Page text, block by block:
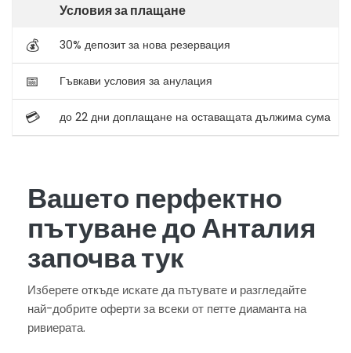
Условия за плащане
💰 30% депозит за нова резервация
📅 Гъвкави условия за анулация
💳 до 22 дни доплащане на оставащата дължима сума
Вашето перфектно
пътуване до Анталия
започва тук
Изберете откъде искате да пътувате и разгледайте
най-добрите оферти за всеки от петте диаманта на
ривиерата.